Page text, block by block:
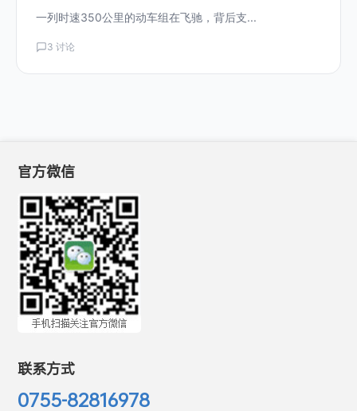
一列时速350公里的动车组在飞驰，背后支...
3 讨论
官方微信
联系方式
0755-82816978